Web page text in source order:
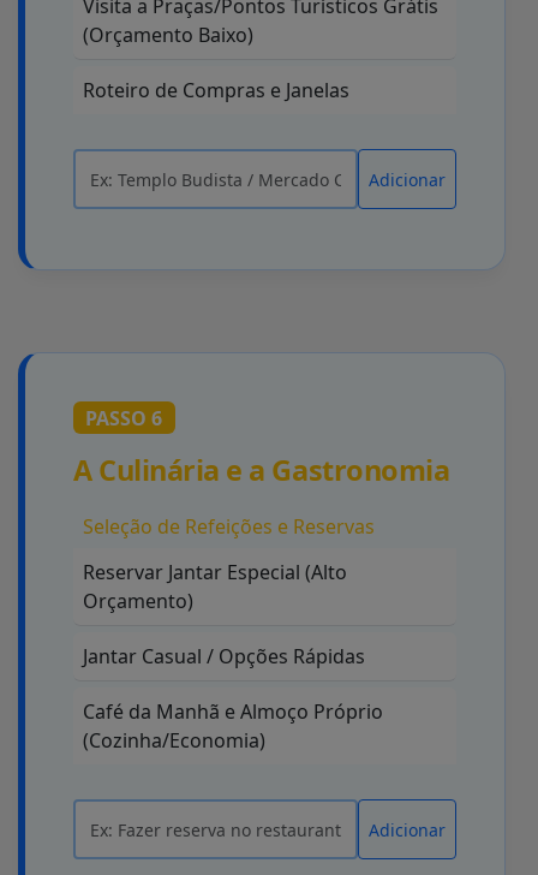
Visita a Praças/Pontos Turísticos Grátis
(Orçamento Baixo)
Roteiro de Compras e Janelas
Adicionar
PASSO 6
A Culinária e a Gastronomia
Seleção de Refeições e Reservas
Reservar Jantar Especial (Alto
Orçamento)
Jantar Casual / Opções Rápidas
Café da Manhã e Almoço Próprio
(Cozinha/Economia)
Adicionar